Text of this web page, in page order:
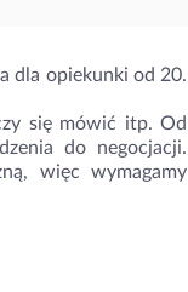
dla opiekunki od 20.
się mówić itp. Od
do negocjacji.
więc wymagamy